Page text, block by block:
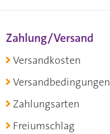
Zahlung/Versand
Versandkosten
Versandbedingungen
Zahlungsarten
Freiumschlag